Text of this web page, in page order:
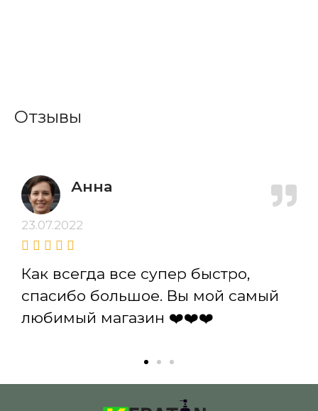
Отзывы
Анна
23.07.2022
Как всегда все супер быстро,
спасибо большое. Вы мой самый
любимый магазин ❤️❤️❤️